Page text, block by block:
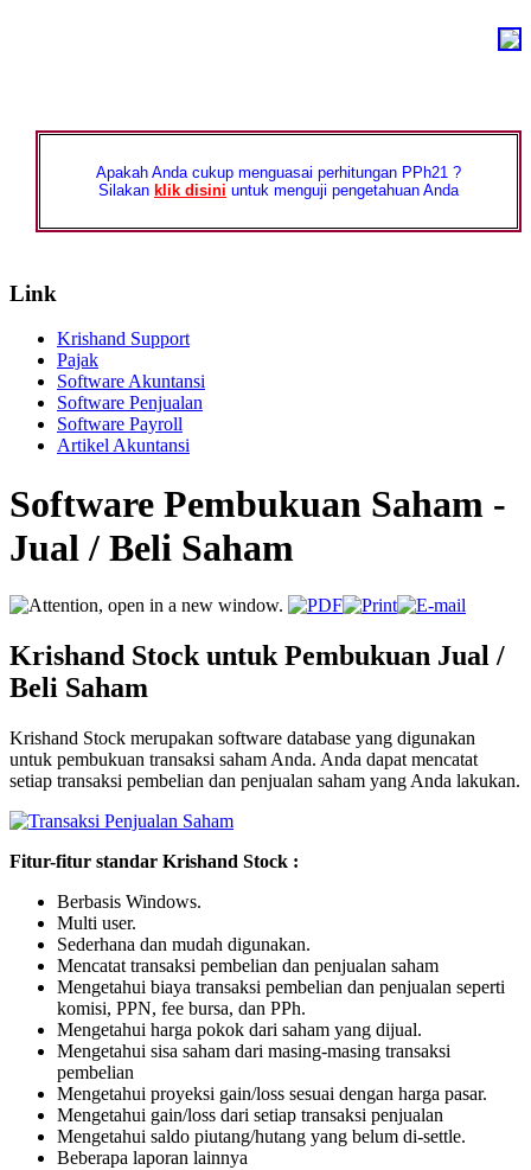
Apakah Anda cukup menguasai perhitungan PPh21 ?
Silakan klik disini untuk menguji pengetahuan Anda
Link
Krishand Support
Pajak
Software Akuntansi
Software Penjualan
Software Payroll
Artikel Akuntansi
Software Pembukuan Saham -
Jual / Beli Saham
Krishand Stock untuk Pembukuan Jual /
Beli Saham
Krishand Stock merupakan software database yang digunakan
untuk pembukuan transaksi saham Anda. Anda dapat mencatat
setiap transaksi pembelian dan penjualan saham yang Anda lakukan.
Fitur-fitur standar Krishand Stock :
Berbasis Windows.
Multi user.
Sederhana dan mudah digunakan.
Mencatat transaksi pembelian dan penjualan saham
Mengetahui biaya transaksi pembelian dan penjualan seperti
komisi, PPN, fee bursa, dan PPh.
Mengetahui harga pokok dari saham yang dijual.
Mengetahui sisa saham dari masing-masing transaksi
pembelian
Mengetahui proyeksi gain/loss sesuai dengan harga pasar.
Mengetahui gain/loss dari setiap transaksi penjualan
Mengetahui saldo piutang/hutang yang belum di-settle.
Beberapa laporan lainnya